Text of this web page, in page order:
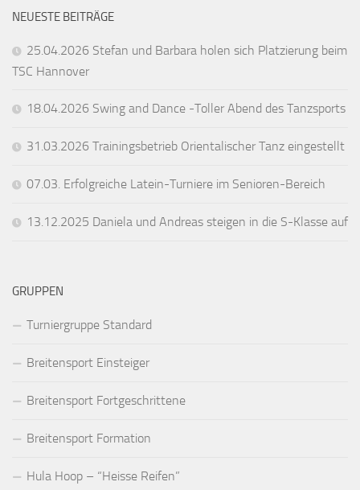
NEUESTE BEITRÄGE
25.04.2026 Stefan und Barbara holen sich Platzierung beim
TSC Hannover
18.04.2026 Swing and Dance -Toller Abend des Tanzsports
31.03.2026 Trainingsbetrieb Orientalischer Tanz eingestellt
07.03. Erfolgreiche Latein-Turniere im Senioren-Bereich
13.12.2025 Daniela und Andreas steigen in die S-Klasse auf
GRUPPEN
Turniergruppe Standard
Breitensport Einsteiger
Breitensport Fortgeschrittene
Breitensport Formation
Hula Hoop – “Heisse Reifen”